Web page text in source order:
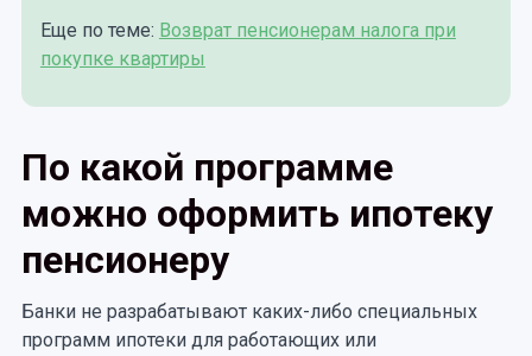
Еще по теме: Возврат пенсионерам налога при
покупке квартиры
По какой программе
можно оформить ипотеку
пенсионеру
Банки не разрабатывают каких-либо специальных
программ ипотеки для работающих или